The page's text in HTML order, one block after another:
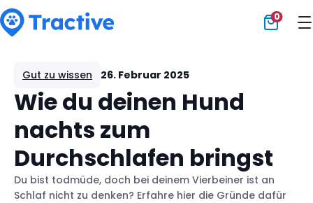
0
Gut zu wissen 26. Februar 2025
Wie du deinen Hund
nachts zum
Durchschlafen bringst
Du bist todmüde, doch bei deinem Vierbeiner ist an
Schlaf nicht zu denken? Erfahre hier die Gründe dafür